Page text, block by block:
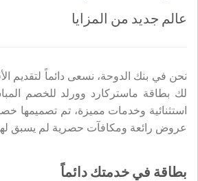
عالم جديد من المزايا
نحن في بنك الدوحة، نسعى دائماً لتقديم
لك بطاقة ماستركارد وورلد للخصم
استثنائية وخدمات مميزة، تم تصميمها
عروض رائعة ومكافآت حصرية لم يسبق
بطاقة في خدمتك دائماً